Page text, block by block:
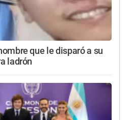
que le disparó a su
ladrón